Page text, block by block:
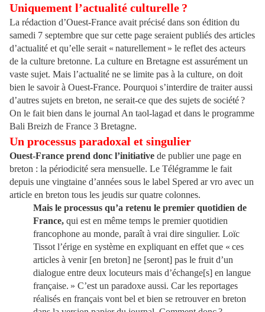
Uniquement l’actualité culturelle ?
La rédaction d’Ouest-France avait précisé dans son édition du
samedi 7 septembre que sur cette page seraient publiés des articles
d’actualité et qu’elle serait « naturellement » le reflet des acteurs
de la culture bretonne. La culture en Bretagne est assurément un
vaste sujet. Mais l’actualité ne se limite pas à la culture, on doit
bien le savoir à Ouest-France. Pourquoi s’interdire de traiter aussi
d’autres sujets en breton, ne serait-ce que des sujets de société ?
On le fait bien dans le journal An taol-lagad et dans le programme
Bali Breizh de France 3 Bretagne.
Un processus paradoxal et singulier
Ouest-France prend donc l’initiative de publier une page en
breton : la périodicité sera mensuelle. Le Télégramme le fait
depuis une vingtaine d’années sous le label Spered ar vro avec un
article en breton tous les jeudis sur quatre colonnes.
Mais le processus qu’a retenu le premier quotidien de
France, qui est en même temps le premier quotidien
francophone au monde, paraît à vrai dire singulier. Loïc
Tissot l’érige en système en expliquant en effet que « ces
articles à venir [en breton] ne [seront] pas le fruit d’un
dialogue entre deux locuteurs mais d’échange[s] en langue
française. » C’est un paradoxe aussi. Car les reportages
réalisés en français vont bel et bien se retrouver en breton